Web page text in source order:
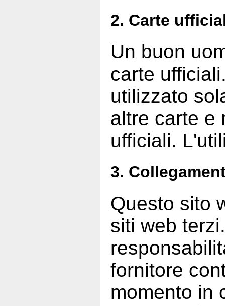
2. Carte
Un buon
carte
utilizzato
altre carte e
ufficiali.
3.
Questo sito
siti web
fornitore
momento in